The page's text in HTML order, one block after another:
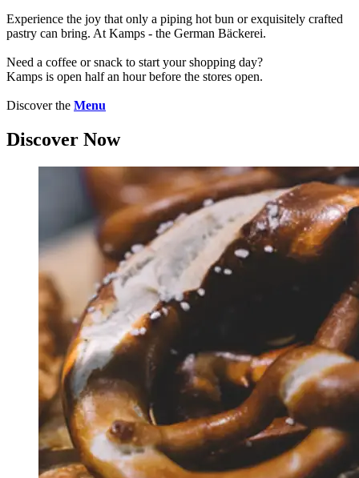
Experience the joy that only a piping hot bun or exquisitely crafted
pastry can bring. At Kamps - the German Bäckerei.
Need a coffee or snack to start your shopping day?
Kamps is open half an hour before the stores open.
Discover the Menu
Discover Now